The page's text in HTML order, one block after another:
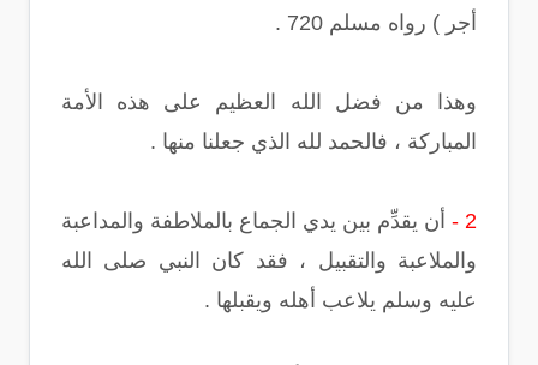
أجر ) رواه مسلم 720 .
وهذا من فضل الله العظيم على هذه الأمة
المباركة ، فالحمد لله الذي جعلنا منها .
2 -
أن يقدِّم بين يدي الجماع بالملاطفة والمداعبة
والملاعبة والتقبيل ، فقد كان النبي صلى الله
عليه وسلم يلاعب أهله ويقبلها .